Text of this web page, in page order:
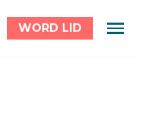
WORD LID